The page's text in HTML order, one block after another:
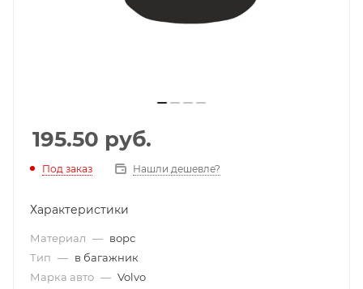
195.50 руб.
Под заказ Нашли дешевле?
Характеристики
Материал — ворс
Тип — в багажник
Марка авто — Volvo